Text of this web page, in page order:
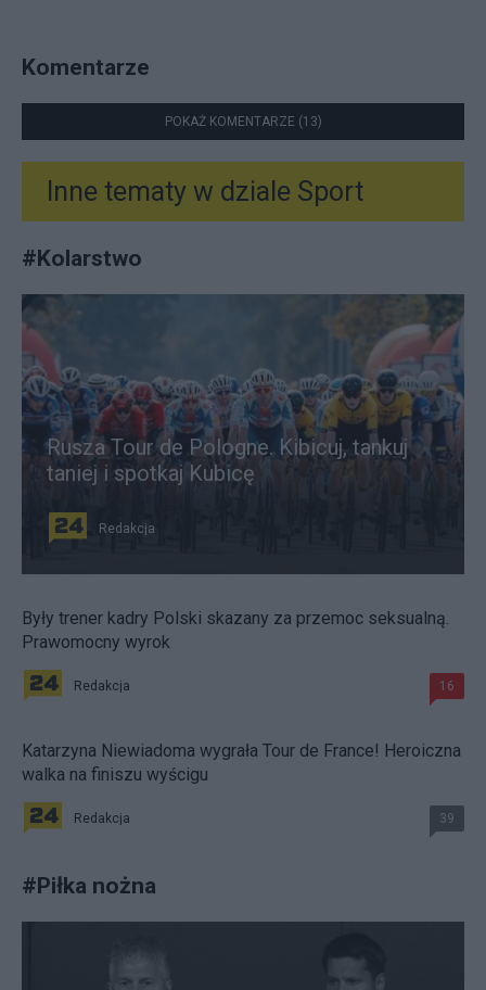
Komentarze
POKAŻ KOMENTARZE (13)
Inne tematy w dziale Sport
#Kolarstwo
Rusza Tour de Pologne. Kibicuj, tankuj
taniej i spotkaj Kubicę
Redakcja
Były trener kadry Polski skazany za przemoc seksualną.
Prawomocny wyrok
Redakcja 16
Katarzyna Niewiadoma wygrała Tour de France! Heroiczna
walka na finiszu wyścigu
Redakcja 39
#Piłka nożna